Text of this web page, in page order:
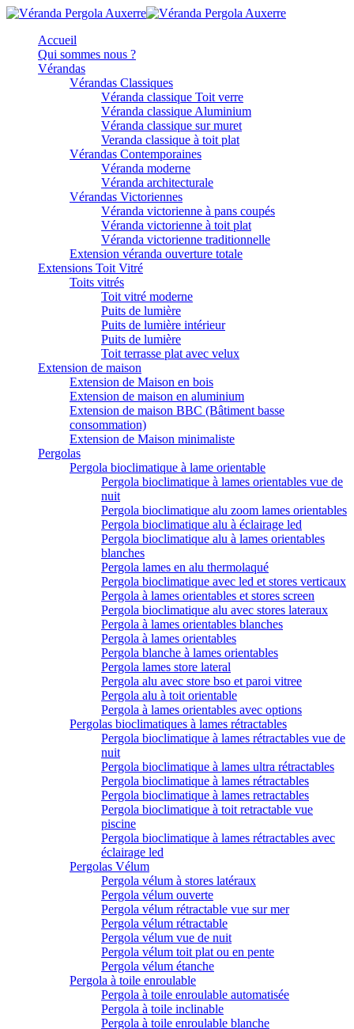
Accueil
Qui sommes nous ?
Vérandas
Vérandas Classiques
Véranda classique Toit verre
Véranda classique Aluminium
Véranda classique sur muret
Veranda classique à toit plat
Vérandas Contemporaines
Véranda moderne
Véranda architecturale
Vérandas Victoriennes
Véranda victorienne à pans coupés
Véranda victorienne à toit plat
Véranda victorienne traditionnelle
Extension véranda ouverture totale
Extensions Toit Vitré
Toits vitrés
Toit vitré moderne
Puits de lumière
Puits de lumière intérieur
Puits de lumière
Toit terrasse plat avec velux
Extension de maison
Extension de Maison en bois
Extension de maison en aluminium
Extension de maison BBC (Bâtiment basse
consommation)
Extension de Maison minimaliste
Pergolas
Pergola bioclimatique à lame orientable
Pergola bioclimatique à lames orientables vue de
nuit
Pergola bioclimatique alu zoom lames orientables
Pergola bioclimatique alu à éclairage led
Pergola bioclimatique alu à lames orientables
blanches
Pergola lames en alu thermolaqué
Pergola bioclimatique avec led et stores verticaux
Pergola à lames orientables et stores screen
Pergola bioclimatique alu avec stores lateraux
Pergola à lames orientables blanches
Pergola à lames orientables
Pergola blanche à lames orientables
Pergola lames store lateral
Pergola alu avec store bso et paroi vitree
Pergola alu à toit orientable
Pergola à lames orientables avec options
Pergolas bioclimatiques à lames rétractables
Pergola bioclimatique à lames rétractables vue de
nuit
Pergola bioclimatique à lames ultra rétractables
Pergola bioclimatique à lames rétractables
Pergola bioclimatique à lames retractables
Pergola bioclimatique à toit retractable vue
piscine
Pergola bioclimatique à lames rétractables avec
éclairage led
Pergolas Vélum
Pergola vélum à stores latéraux
Pergola vélum ouverte
Pergola vélum rétractable vue sur mer
Pergola vélum rétractable
Pergola vélum vue de nuit
Pergola vélum toit plat ou en pente
Pergola vélum étanche
Pergola à toile enroulable
Pergola à toile enroulable automatisée
Pergola à toile inclinable
Pergola à toile enroulable blanche